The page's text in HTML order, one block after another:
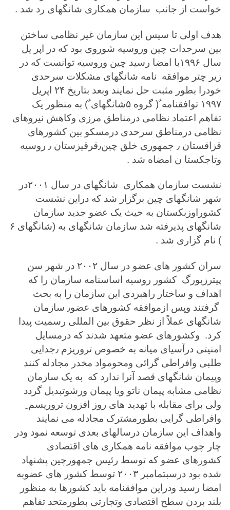
خواست از جانب سازمان همکاری شانگهای رد شد .
هدف اولی تا سیس این سازمان غیر نظامی ساختن
بین سرحدات چین وروسیه شوروی بود که در اپر یل
سال ۱۹۹۶با امضا رسید چین وروسیه توانست که در
زیر چتر موافقه نامه شانگهای مشکلات سرحدی
خودرا بطور مثبت حل نمایند وبعد بتاریخ ۲۴ اپریل
۱۹۹۷ توافقنامه ٌ( گروه ۵شانگهای ٌ) به منظور یک
تفاهم اعتماد نظامی درمناطق مرزی وکاهش نیروهای
نظامی درمناطق سرحدی درمسکو بین کشورهای
قزاقستان ٫ جمهوری خلق چین٫قرقیزستان ٫ روسیه
وتاجکستا ن امضاه شد .
نشست سازمان همکاری شانگهای در سال ۲۰۰۱در
شهر شانگهای چین برگزار شد که دراین نشست
کشوراوزبکستان به حیث یک عضو جدید سازمان
شانگهای پذیرفته شد سازمان شانگهای به (شانگهای ۶
) نام گزاری شد .
سران کشور های عضو در سال ۲۰۰۲ در شهر سن
پیترزبورگ کشور روسیه اساسنامه سازمان را که
اهداف و ساختار راهبردی این سازمان را به بحث
گرفتند وپس ازموافقه کشورهای عضو٫ سازمان
شانگهای عملاً از نظر حقوق بین المللی رسمیت پیدا
کرد. وکشورهای عضو متعهد شدند که درمسایل
امنیتی درآسیای میانه به خصوص تروریزم ٫جدایی
طلبی وافراطی گرائی ومحومواد مخدر مجادله کنند
وپیمان شانگهای قصد آنرا ندارد که به یک سازمان
نظامی مشابه پیمان ناتو ویا پیمان ورشوتبدیل گردد
ولی برای مقابله با تهدید های روز افزون تروریسم ِ
وافراطی گرایی بطورمشترک مجادله می نمایند
واهداف این سازمان درسالهای بعدی توسعه نمود ودر
چار چوب موافقه نامه همکاری های اقتصادی
کشورهای عضو که توسط رئیس جمهورچین پشنهاد
شده بود درسبتمامبر ۲۰۰۳ توسط کشور های عضوبه
امضا رسید ودراین موافقنامه باید کشورها به منظور
بلند بردن سطح اقتصادی وتجارتی بطورمتحد تفاهم